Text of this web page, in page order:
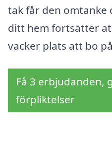
tak får den omtanke
ditt hem fortsätter
vacker plats att bo
Få 3 erbjudanden,
förpliktelser